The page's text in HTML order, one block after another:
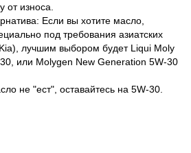
от износа.
Если вы хотите масло,
под требования азиатских
лучшим выбором будет Liqui Moly
или Molygen New Generation 5W-30
не "ест", оставайтесь на 5W-30.